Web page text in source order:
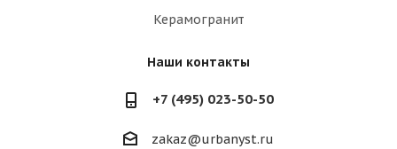
Керамогранит
Наши контакты
+7 (495) 023-50-50
zakaz@urbanyst.ru